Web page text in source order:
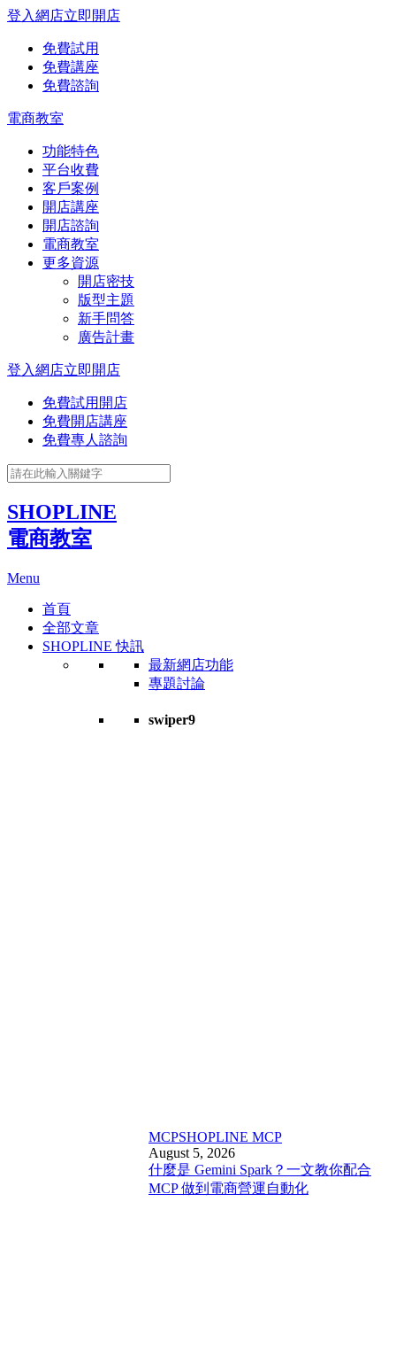
登入網店立即開店
免費試用
免費講座
免費諮詢
電商教室
功能特色
平台收費
客戶案例
開店講座
開店諮詢
電商教室
更多資源
開店密技
版型主題
新手問答
廣告計畫
登入網店立即開店
免費試用開店
免費開店講座
免費專人諮詢
SHOPLINE
電商教室
Menu
首頁
全部文章
SHOPLINE 快訊
最新網店功能
專題討論
swiper9
MCPSHOPLINE MCP
August 5, 2026
什麼是 Gemini Spark？一文教你配合
MCP 做到電商營運自動化